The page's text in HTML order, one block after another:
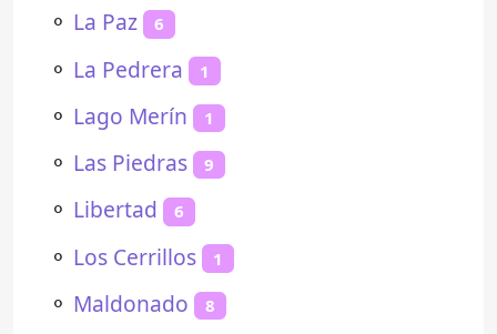
⚬ La Paz 6
⚬ La Pedrera 1
⚬ Lago Merín 1
⚬ Las Piedras 9
⚬ Libertad 6
⚬ Los Cerrillos 1
⚬ Maldonado 8